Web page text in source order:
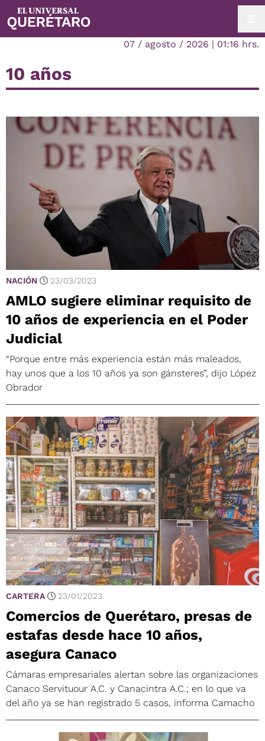
07 / agosto / 2026 | 01:16 hrs.
10 años
NACIÓN 23/03/2023
AMLO sugiere eliminar requisito de
10 años de experiencia en el Poder
Judicial
“Porque entre más experiencia están más maleados,
hay unos que a los 10 años ya son gánsteres”, dijo López
Obrador
CARTERA 23/01/2023
Comercios de Querétaro, presas de
estafas desde hace 10 años,
asegura Canaco
Cámaras empresariales alertan sobre las organizaciones
Canaco Servituour A.C. y Canacintra A.C.; en lo que va
del año ya se han registrado 5 casos, informa Camacho